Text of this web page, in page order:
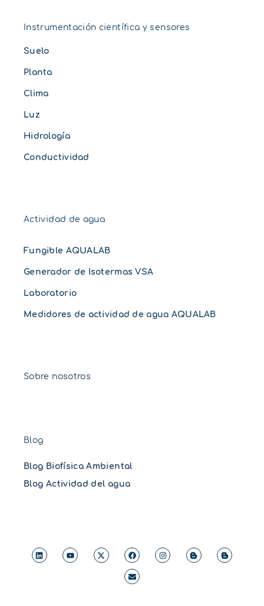
Instrumentación científica y sensores
Suelo
Planta
Clima
Luz
Hidrología
Conductividad
Actividad de agua
Fungible AQUALAB
Generador de Isotermas VSA
Laboratorio
Medidores de actividad de agua AQUALAB
Sobre nosotros
Blog
Blog Biofísica Ambiental
Blog Actividad del agua